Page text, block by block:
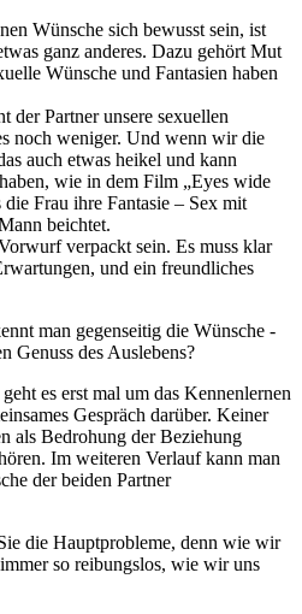
Wünsche sich bewusst sein, ist
ganz anderes. Dazu gehört Mut
Wünsche und Fantasien haben
der Partner unsere sexuellen
noch weniger. Und wenn wir die
auch etwas heikel und kann
wie in dem Film „Eyes wide
Frau ihre Fantasie – Sex mit
beichtet.
verpackt sein. Es muss klar
und ein freundliches
man gegenseitig die Wünsche -
Genuss des Auslebens?
es erst mal um das Kennenlernen
Gespräch darüber. Keiner
als Bedrohung der Beziehung
Im weiteren Verlauf kann man
der beiden Partner
die Hauptprobleme, denn wie wir
so reibungslos, wie wir uns